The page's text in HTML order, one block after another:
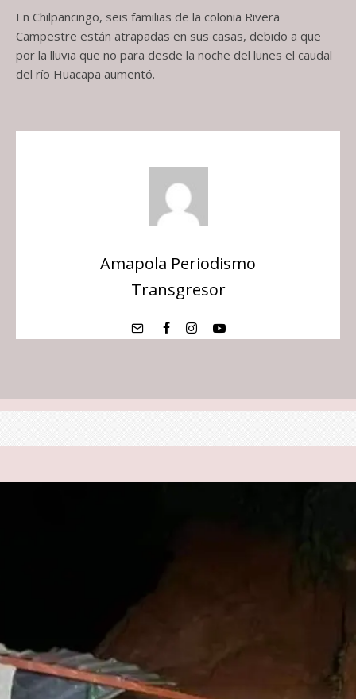
En Chilpancingo, seis familias de la colonia Rivera
Campestre están atrapadas en sus casas, debido a que
por la lluvia que no para desde la noche del lunes el caudal
del río Huacapa aumentó.
Amapola Periodismo
Transgresor